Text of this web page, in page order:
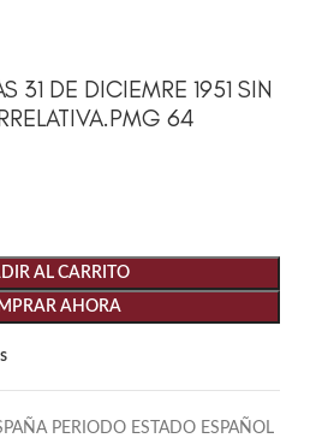
31 DE DICIEMRE 1951 SIN
64
AL CARRITO
AHORA
PERIODO ESTADO ESPAÑOL